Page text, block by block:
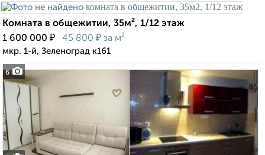
6
Комната в общежитии, 35м², 1/12 этаж
1 600 000 ₽ 45 800 ₽ за м²
мкр. 1-й, Зеленоград к161